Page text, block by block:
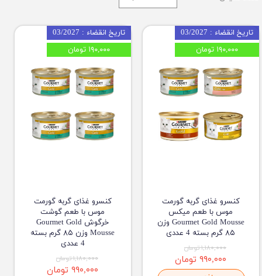
کنسرو غذای گربه گورمت
موس با طعم میکس
Gourmet Gold Mousse وزن
۸۵ گرم بسته 4 عددی
۱,۱۸۰,۰۰۰ تومان
۹۹۰,۰۰۰ تومان
تاریخ انقضاء : 03/2027
۱۹۰,۰۰۰ تومان
کنسرو غذای گربه گورمت
موس با طعم گوشت
خرگوش Gourmet Gold
Mousse وزن ۸۵ گرم بسته
4 عددی
۱,۱۸۰,۰۰۰ تومان
۹۹۰,۰۰۰ تومان
تاریخ انقضاء : 03/2027
۱۹۰,۰۰۰ تومان